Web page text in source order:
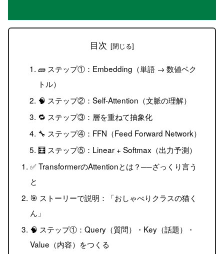
目次
🧱 ステップ①：Embedding（単語 → 数値ベク
トル）
🧠 ステップ②：Self-Attention（文脈の理解）
🔁 ステップ③：層を重ねて抽象化
🔧 ステップ④：FFN（Feed Forward Network）
🧮 ステップ⑤：Linear + Softmax（出力予測）
✅ TransformerのAttentionとは？──ざっくり言う
と
🎯 ストーリーで説明：「おしゃべりクラスの猫く
ん」
🧠 ステップ①：Query（質問）・Key（話題）・
Value（内容）をつくる